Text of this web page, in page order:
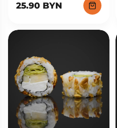
25.90 BYN